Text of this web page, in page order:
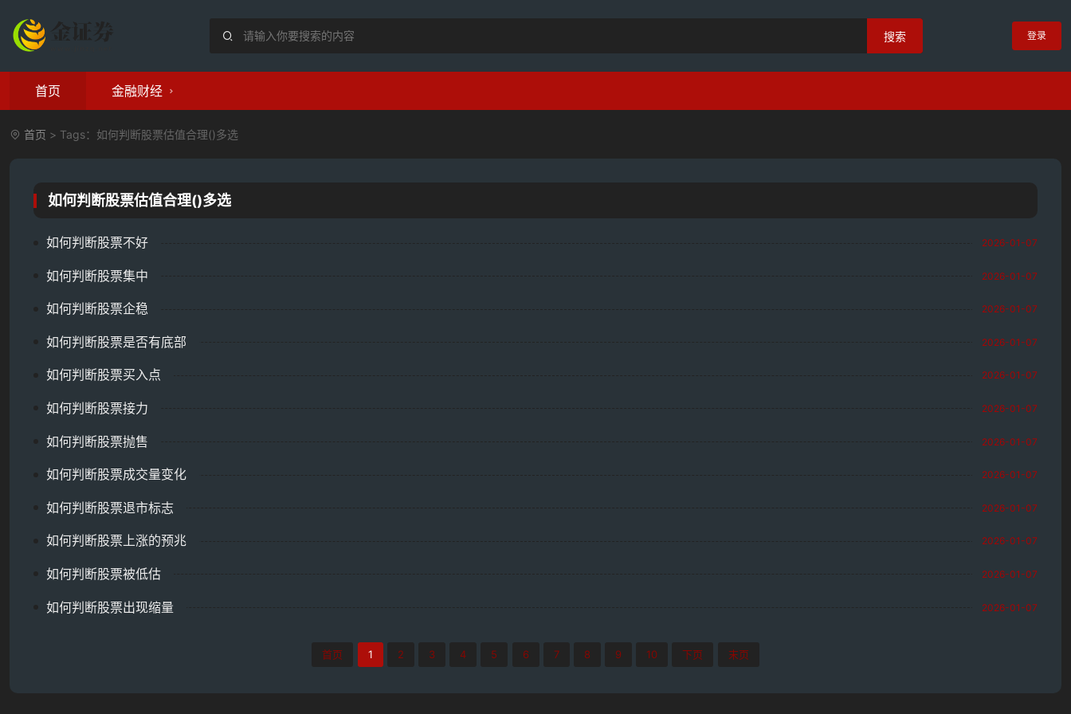
搜索 登录
首页 金融财经
首页 > Tags：如何判断股票估值合理()多选
如何判断股票估值合理()多选
如何判断股票不好 2026-01-07
如何判断股票集中 2026-01-07
如何判断股票企稳 2026-01-07
如何判断股票是否有底部 2026-01-07
如何判断股票买入点 2026-01-07
如何判断股票接力 2026-01-07
如何判断股票抛售 2026-01-07
如何判断股票成交量变化 2026-01-07
如何判断股票退市标志 2026-01-07
如何判断股票上涨的预兆 2026-01-07
如何判断股票被低估 2026-01-07
如何判断股票出现缩量 2026-01-07
首页 1 2 3 4 5 6 7 8 9 10 下页 末页